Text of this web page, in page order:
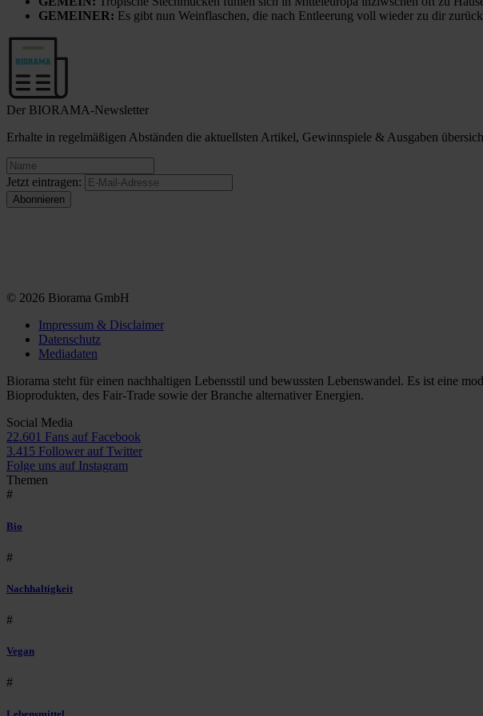
GEMEINER: Es gibt nun Weinflaschen, die nach Entleerung voll wieder zu dir
Der BIORAMA-Newsletter
Erhalte in regelmäßigen Abständen die aktuellsten Artikel, Gewinnspiele & Ausgaben
Jetzt eintragen:
© 2026 Biorama GmbH
Impressum & Disclaimer
Datenschutz
Mediadaten
Biorama steht für einen nachhaltigen Lebensstil und bewussten Lebenswandel. Es ist eine
Bioprodukten, des Fair-Trade sowie der Branche alternativer Energien.
Social Media
22.601 Fans auf Facebook
3.415 Follower auf Twitter
Folge uns auf Instagram
Themen
#
Bio
#
Nachhaltigkeit
#
Vegan
#